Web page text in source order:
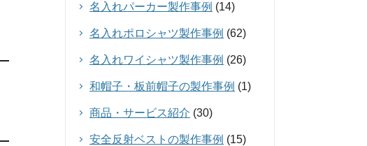
名入れパーカー製作事例 (14)
名入れポロシャツ製作事例 (62)
名入れワイシャツ製作事例 (26)
和帽子・板前帽子の製作事例 (1)
商品・サービス紹介 (30)
安全反射ベストの製作事例 (15)